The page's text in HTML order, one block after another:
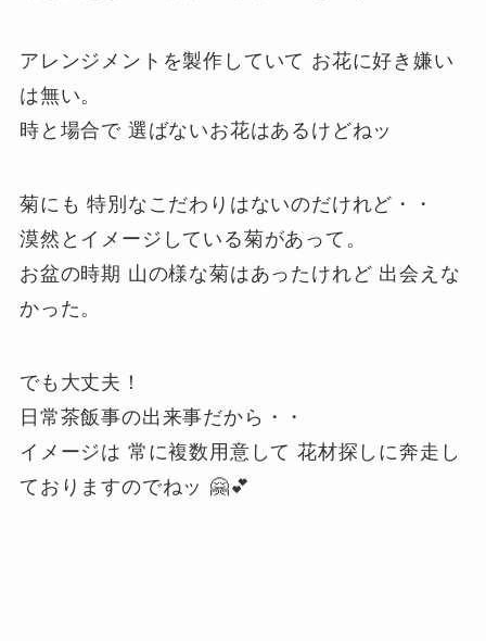
アレンジメントを製作していて お花に好き嫌い
は無い。
時と場合で 選ばないお花はあるけどねッ
菊にも 特別なこだわりはないのだけれど・・
漠然とイメージしている菊があって。
お盆の時期 山の様な菊はあったけれど 出会えな
かった。
でも大丈夫！
日常茶飯事の出来事だから・・
イメージは 常に複数用意して 花材探しに奔走し
ておりますのでねッ 🤗💕